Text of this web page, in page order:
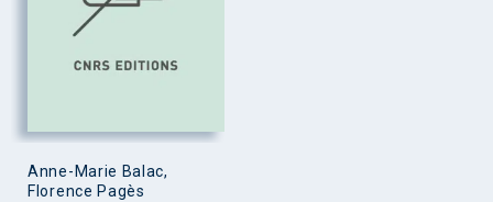
Anne-Marie Balac,
Florence Pagès